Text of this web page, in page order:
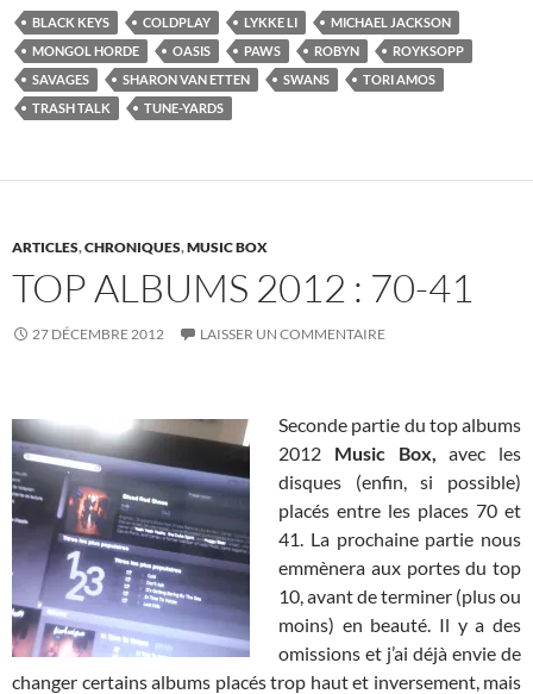
BLACK KEYS COLDPLAY LYKKE LI
MICHAEL JACKSON
MONGOL HORDE
OASIS PAWS ROBYN
ROYKSOPP
SAVAGES
SHARON VAN ETTEN SWANS
TORI AMOS
TRASH TALK
TUNE-YARDS
ARTICLES,CHRONIQUES,MUSIC BOX
TOP ALBUMS 2012 : 70-41
27 DÉCEMBRE 2012 LAISSER UN COMMENTAIRE
Seconde partie du top albums
2012 Music Box, avec les
disques (enfin, si possible)
placés entre les places 70 et
41. La prochaine partie nous
emmènera aux portes du top
10, avant de terminer (plus ou
moins) en beauté. Il y a des
omissions et j’ai déjà envie de
changer certains albums placés trop haut et inversement, mais